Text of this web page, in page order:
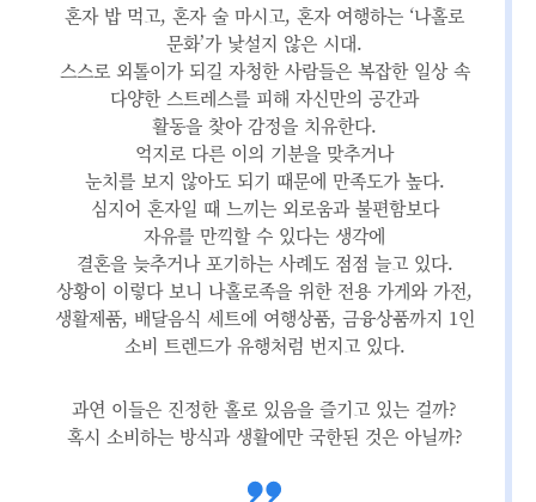
혼자 밥 먹고, 혼자 술 마시고, 혼자 여행하는 ‘나홀로
문화’가 낯설지 않은 시대.
스스로 외톨이가 되길 자청한 사람들은 복잡한 일상 속
다양한 스트레스를 피해 자신만의 공간과
활동을 찾아 감정을 치유한다.
억지로 다른 이의 기분을 맞추거나
눈치를 보지 않아도 되기 때문에 만족도가 높다.
심지어 혼자일 때 느끼는 외로움과 불편함보다
자유를 만끽할 수 있다는 생각에
결혼을 늦추거나 포기하는 사례도 점점 늘고 있다.
상황이 이렇다 보니 나홀로족을 위한 전용 가게와 가전,
생활제품, 배달음식 세트에 여행상품, 금융상품까지 1인
소비 트렌드가 유행처럼 번지고 있다.
과연 이들은 진정한 홀로 있음을 즐기고 있는 걸까?
혹시 소비하는 방식과 생활에만 국한된 것은 아닐까?